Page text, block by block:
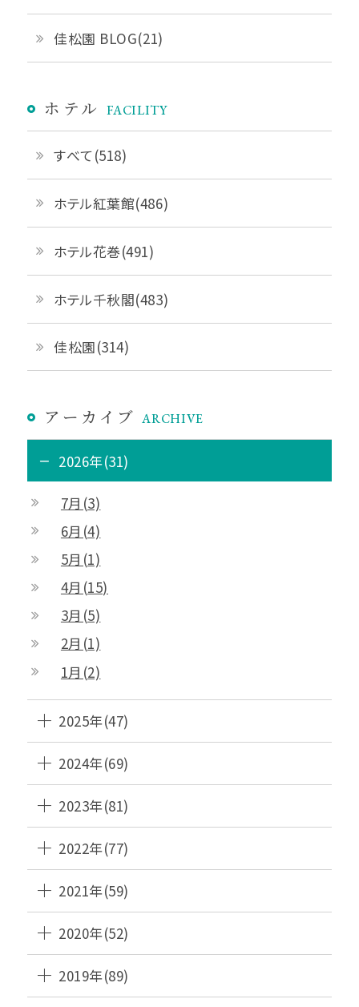
佳松園 BLOG(21)
ホテル FACILITY
すべて(518)
ホテル紅葉館(486)
ホテル花巻(491)
ホテル千秋閣(483)
佳松園(314)
アーカイブ ARCHIVE
2026年(31)
7月(3)
6月(4)
5月(1)
4月(15)
3月(5)
2月(1)
1月(2)
2025年(47)
2024年(69)
2023年(81)
2022年(77)
2021年(59)
2020年(52)
2019年(89)